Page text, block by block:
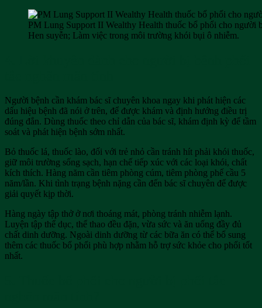
PM Lung Support II Wealthy Health thuốc bổ phổi cho người
Hen suyễn; Làm việc trong môi trường khói bụi ô nhiễm.
Người bệnh cần khám bác sĩ chuyên khoa ngay khi phát hiện các
dấu hiệu bệnh đã nói ở trên, để được khám và định hướng điều trị
đúng đắn. Dùng thuốc theo chỉ dẫn của bác sĩ, khám định kỳ để tầm
soát và phát hiện bệnh sớm nhất.
Bỏ thuốc lá, thuốc lào, đối với trẻ nhỏ cần tránh hít phải khói thuốc,
giữ môi trường sống sạch, hạn chế tiếp xúc với các loại khói, chất
kích thích. Hàng năm cần tiêm phòng cúm, tiêm phòng phế cầu 5
năm/lần. Khi tình trạng bệnh nặng cần đến bác sĩ chuyên để được
giải quyết kịp thời.
Hàng ngày tập thở ở nơi thoáng mát, phòng tránh nhiễm lạnh.
Luyện tập thể dục, thể thao đều đặn, vừa sức và ăn uống đầy đủ
chất dinh dưỡng. Ngoài dinh dưỡng từ các bữa ăn có thể bổ sung
thêm các thuốc bổ phổi phù hợp nhằm hỗ trợ sức khỏe cho phổi tốt
nhất.